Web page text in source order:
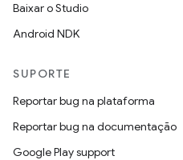
Baixar o Studio
Android NDK
SUPORTE
Reportar bug na plataforma
Reportar bug na documentação
Google Play support